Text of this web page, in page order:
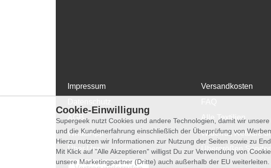
Impressum
WhatsApp
Über Uns
Versandkosten
Alle Textilien
Widerruf, Retoure
Übergrößen
Cookie-Einwilligung
Supergeek nutzt Cookies und andere Technologien, damit wir
und die Kundenerfahrung einschließlich der Überprüfung von
Hierzu nutzen wir Informationen zur Nutzung der Seiten sowie zu
Mit Klick auf "Alle Akzeptieren" willigst Du zur Verwendung von
unsere Marketingpartner (Dritte) auch außerhalb der EU weiterleiten.